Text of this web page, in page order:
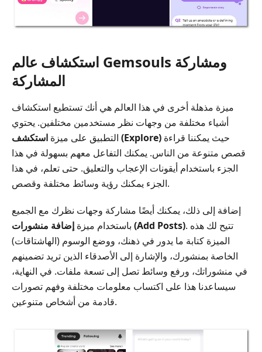
استكشاف عالم Gemsouls ومشاركة
المشاركة
ميزة مذهلة أخرى في هذا العالم هي أنك تستطيع استكشاف
أشياء مختلفة من وجهات نظر مستخدمين مختلفين. يحتوي
التطبيق على ميزة استكشف (Explore)
قصص متنوعة من الناس. يمكنك التفاعل معهم بسهولة في هذا
الجزء باستخدام أيقونات الإعجاب والتعليق. حتى تعلم، في هذا
الجزء يمكنك رؤية وسائط مختلفة وقصص.
إضافة إلى ذلك، يمكنك أيضًا مشاركة وجهات نظرك مع الجميع
باستخدام ميزة إضافة منشورات (Add Posts). تتيح لك هذه
الميزة كتابة ما يدور في ذهنك، ووضع الوسوم (الهاشتاقات)
الخاصة بمنشورك، والإشارة إلى الأصدقاء الذين تريد تضمينهم
في منشوراتك، ورفع وسائط تصل إلى تسعة ملفات. في النهاية،
سيساعدنا هذا على اكتساب معلومات مختلفة وفهم تصورات
قادمة من أشخاص متنوعين.